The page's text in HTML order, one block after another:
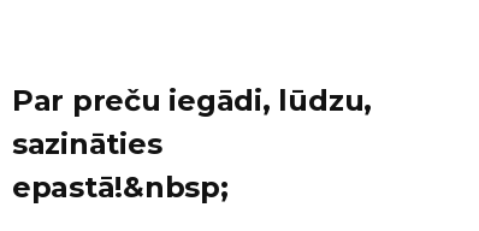
Par preču iegādi, lūdzu,
sazināties
epastā!&nbsp;